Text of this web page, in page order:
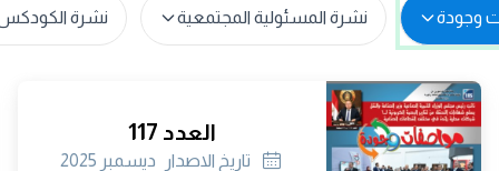
نشرة المسئولية المجتمعية نشرة
العدد 117
تاريخ الاصدار ديسمبر 2025